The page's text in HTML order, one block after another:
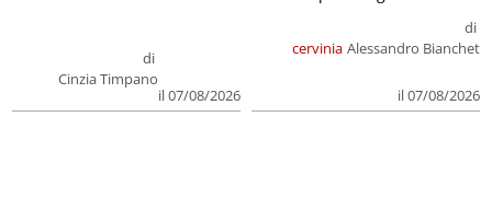
di
Cinzia Timpano
il 07/08/2026
cervinia
di
Alessandro Bianchet
il 07/08/2026